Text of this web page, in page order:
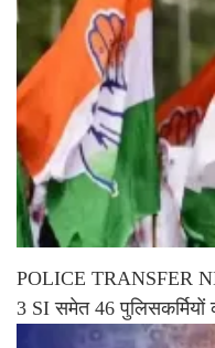
POLICE TRANSFER
3 SI समेत 46 पुलिसकर्मियों